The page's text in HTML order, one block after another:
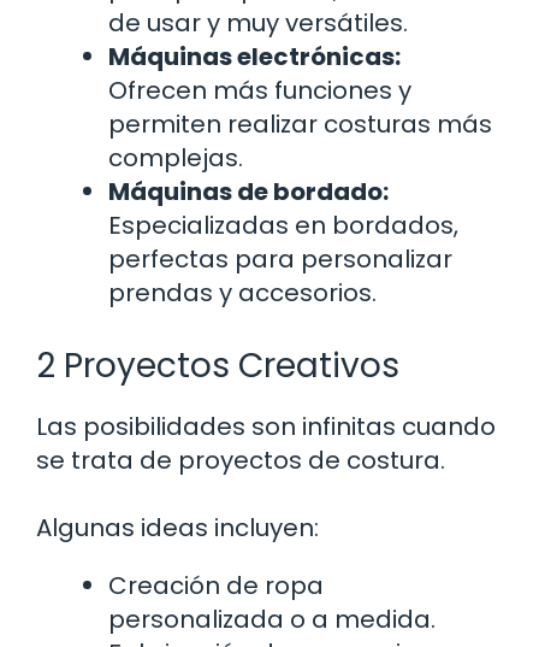
de usar y muy versátiles.
Máquinas electrónicas:
Ofrecen más funciones y
permiten realizar costuras más
complejas.
Máquinas de bordado:
Especializadas en bordados,
perfectas para personalizar
prendas y accesorios.
2 Proyectos Creativos
Las posibilidades son infinitas cuando
se trata de proyectos de costura.
Algunas ideas incluyen:
Creación de ropa
personalizada o a medida.